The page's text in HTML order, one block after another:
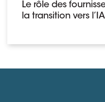
Le rôle des
la transition vers l’IA